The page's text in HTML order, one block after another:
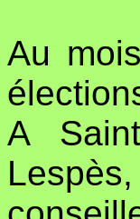
Au
A